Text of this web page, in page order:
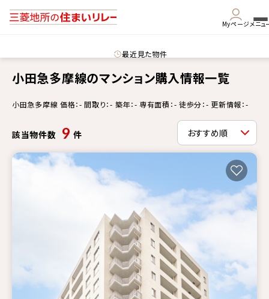
Myページメニュ
最近見た物件
小田急多摩線のマンション購入情報一覧
小田急多摩線 価格：- 間取り：- 築年：- 専有面積：- 徒歩分：- 更新情報：-
該当物件数 9 件